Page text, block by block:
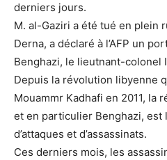
derniers jours.
M. al-Gaziri a été tué en plein
Derna, a déclaré à l’AFP un
Benghazi, le lieutnant-colonel
Depuis la révolution libyenne
Mouammr Kadhafi en 2011, la
et en particulier Benghazi, est
d’attaques et d’assassinats.
Ces derniers mois, les